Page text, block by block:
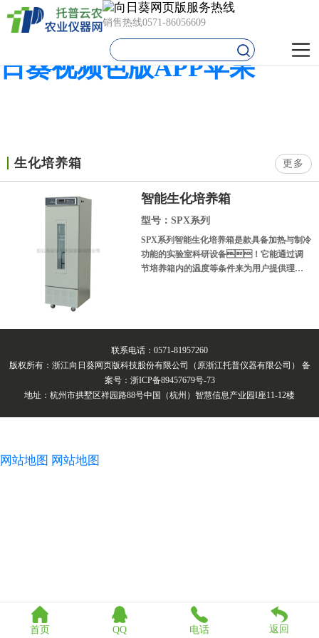
向日葵网页版,向日葵视频黄
色网站,向日葵污视频APP,向
日葵视频色版APP苹果
销售热线0571-86056609
生化培养箱 更多
智能生化培养箱
型号：SPX系列
SPX系列智能生化培养箱是款具备加热与制冷
功能的实验室科研设备！它能通过调
节培养箱内的温度等条件来为用户提供理想
境保护、农林畜牧等行业的科研机
构、大专院校、生产单位
或部门实验室的重要试验设备。
首页 QQ 电话 返回
联系电话：0571-81957260
版权所有：浙江向日葵网页版科技股份有限公司（原浙江托普仪器有限公司） 备
案号：浙ICP备89457679号-73
地址：杭州市拱墅区祥园路88号中国（杭州）智慧信息产业园I座11-12楼
网站地图 网站地图